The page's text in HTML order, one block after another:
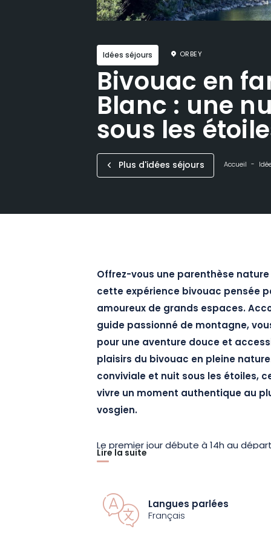
Idées séjours ORBEY
Bivouac en
Blanc : une
sous les
Plus d'idées séjours Accueil
Offrez-vous une parenthèse
cette expérience bivouac pensée
amoureux de grands espaces.
guide passionné de montagne,
pour une aventure douce et
plaisirs du bivouac en pleine
conviviale et nuit sous les étoiles,
vivre un moment authentique au
vosgien.
Le premier jour débute à 14h au
les présentations, vous empruntez un
volontairement adapté aux familles
panoramas, observer la faune et
Vosges. Une fois arrivés sur le lieu de
Lire la suite
Langues parlées
Français